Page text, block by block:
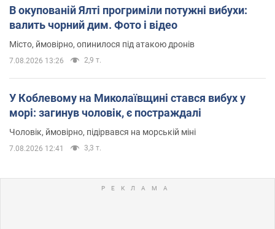
В окупованій Ялті прогриміли потужні вибухи:
валить чорний дим. Фото і відео
Місто, ймовірно, опинилося під атакою дронів
7.08.2026 13:26 2,9 т.
У Коблевому на Миколаївщині стався вибух у
морі: загинув чоловік, є постраждалі
Чоловік, ймовірно, підірвався на морській міні
7.08.2026 12:41 3,3 т.